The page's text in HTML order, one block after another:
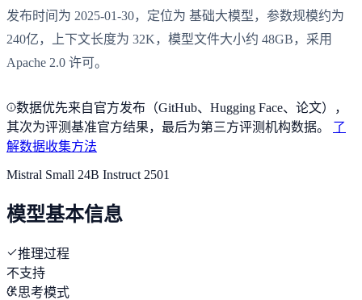
发布时间为 2025-01-30，定位为 基础大模型，参数规模约为
240亿，上下文长度为 32K，模型文件大小约 48GB，采用
Apache 2.0 许可。
数据优先来自官方发布（GitHub、Hugging Face、论文），
其次为评测基准官方结果，最后为第三方评测机构数据。
了
解数据收集方法
Mistral Small 24B Instruct 2501
模型基本信息
推理过程
不支持
思考模式